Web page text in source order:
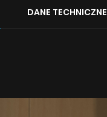
DANE TECHNICZNE